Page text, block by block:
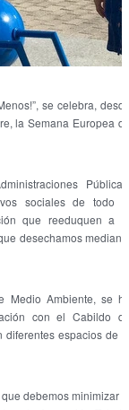
se celebra,
la Semana Europea
sociales de todo
que reeduquen a
desechamos
Medio Ambiente, se
con el Cabildo
espacios de
debemos minimizar